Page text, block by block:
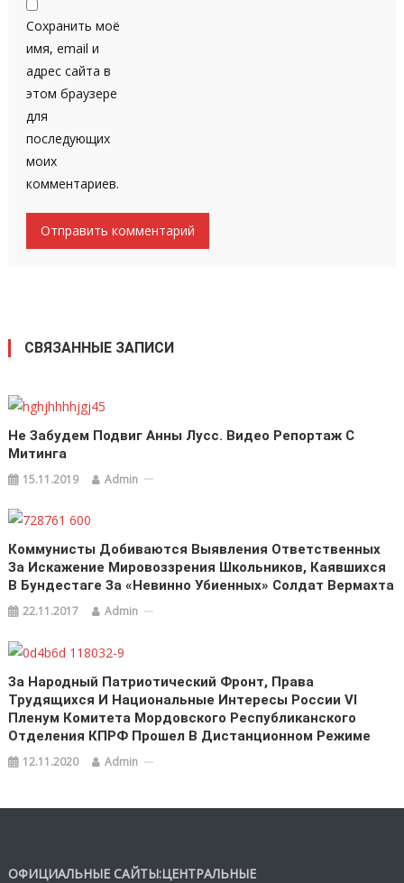
Сохранить моё
имя, email и
адрес сайта в
этом браузере
для
последующих
моих
комментариев.
СВЯЗАННЫЕ ЗАПИСИ
Не Забудем Подвиг Анны Лусс. Видео Репортаж С
Митинга
15.11.2019 Admin
Коммунисты Добиваются Выявления Ответственных
За Искажение Мировоззрения Школьников, Каявшихся
В Бундестаге За «невинно Убиенных» Солдат Вермахта
22.11.2017 Admin
За Народный Патриотический Фронт, Права
Трудящихся И Национальные Интересы России VI
Пленум Комитета Мордовского Республиканского
Отделения КПРФ Прошел В Дистанционном Режиме
12.11.2020 Admin
ОФИЦИАЛЬНЫЕ САЙТЫ:ЦЕНТРАЛЬНЫЕ